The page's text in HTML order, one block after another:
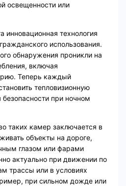
освещенности или
инновационная технология
использования.
обнаружения проникли на
включая
Теперь каждый
тепловизионную
при ночном
таких камер заключается в
объекты на дороге,
глазом или фарами
актуально при движении по
трассы или в условиях
при сильном дожде или